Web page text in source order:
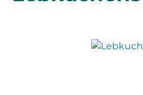
Bildergalerie überspringen